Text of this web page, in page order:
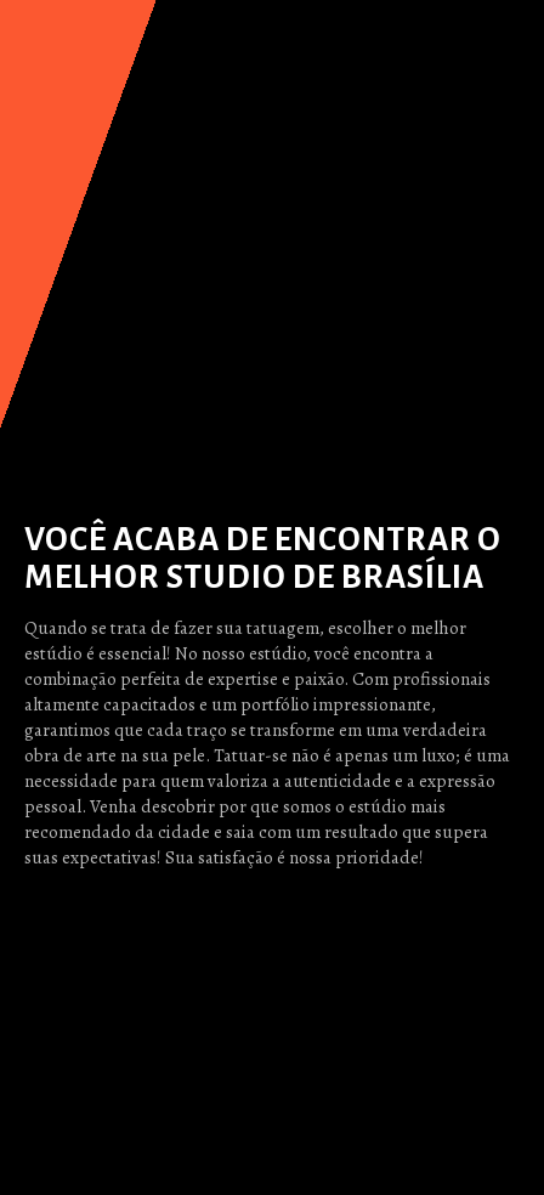
VOCÊ ACABA DE ENCONTRAR O
MELHOR STUDIO DE BRASÍLIA
Quando se trata de fazer sua tatuagem, escolher o melhor
estúdio é essencial! No nosso estúdio, você encontra a
combinação perfeita de expertise e paixão. Com profissionais
altamente capacitados e um portfólio impressionante,
garantimos que cada traço se transforme em uma verdadeira
obra de arte na sua pele. Tatuar-se não é apenas um luxo; é uma
necessidade para quem valoriza a autenticidade e a expressão
pessoal. Venha descobrir por que somos o estúdio mais
recomendado da cidade e saia com um resultado que supera
suas expectativas! Sua satisfação é nossa prioridade!